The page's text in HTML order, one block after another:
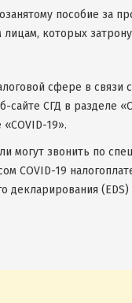
пособие за
которых
сфере в связи
СГД в разделе
19».
могут звонить по
COVID-19